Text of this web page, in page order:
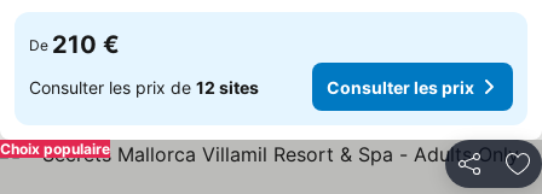
De 210 €
Consulter les prix de 12 sites Consulter les prix
Partager
Choix populaire